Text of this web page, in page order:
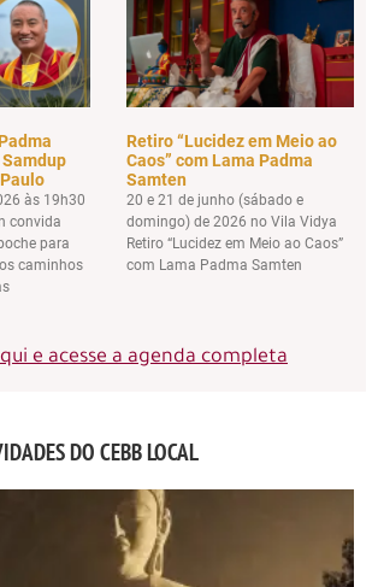
às 19h30
convida
para
caminhos
Retiro “Lucidez em Meio ao
Caos” com Lama Padma
Samten
20 e 21 de junho (sábado e
domingo) de 2026 no Vila Vidya
Retiro “Lucidez em Meio ao Caos”
com Lama Padma Samten
e acesse a agenda completa
DO CEBB LOCAL